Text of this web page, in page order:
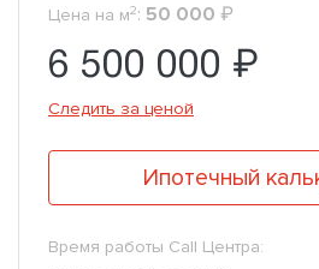
Цена на м2: 50 000 ₽
6 500 000 ₽
Следить за ценой
Ипотечный
Время работы Call Центра: